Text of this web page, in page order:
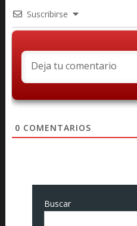
Suscribirse
0 COMENTARIOS
Buscar